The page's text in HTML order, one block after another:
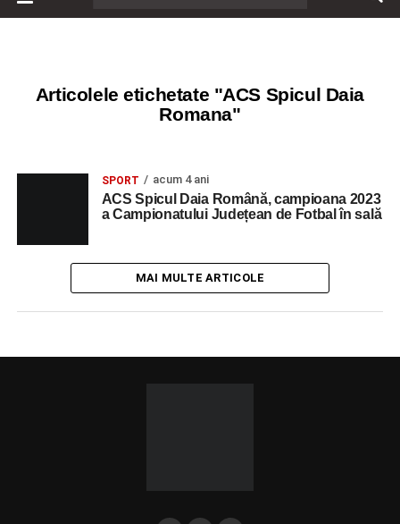
Articolele etichetate "ACS Spicul Daia
Romana"
SPORT acum 4 ani
ACS Spicul Daia Română, campioana 2023
a Campionatului Județean de Fotbal în sală
MAI MULTE ARTICOLE